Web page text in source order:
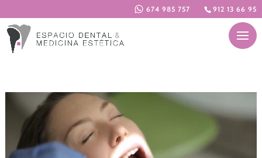
674 985 757 912 13 66 95